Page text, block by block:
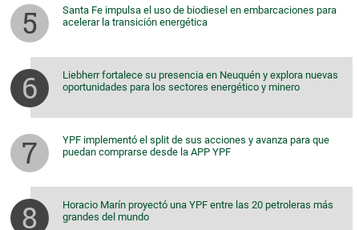
Santa Fe impulsa el uso de biodiesel en embarcaciones para
acelerar la transición energética
Liebherr fortalece su presencia en Neuquén y explora nuevas
oportunidades para los sectores energético y minero
YPF implementó el split de sus acciones y avanza para que
puedan comprarse desde la APP YPF
Horacio Marín proyectó una YPF entre las 20 petroleras más
grandes del mundo